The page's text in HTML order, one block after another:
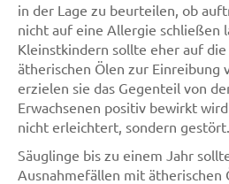
in der Lage zu beurteilen, ob
nicht auf eine Allergie schließen
Kleinstkindern sollte eher auf
ätherischen Ölen zur Einreibung
erzielen sie das Gegenteil von
Erwachsenen positiv bewirkt
nicht erleichtert, sondern gestört.
Säuglinge bis zu einem Jahr
Ausnahmefällen mit ätherischen